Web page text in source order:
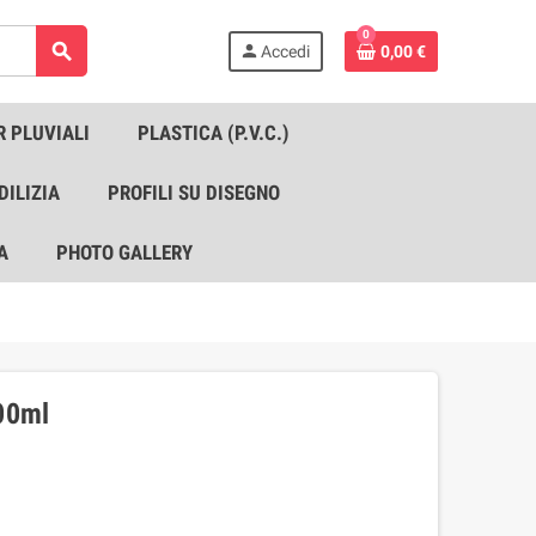
search person Accedi
0
0,00 €
PLUVIALI PLASTICA (P.V.C.)
PROFILI SU DISEGNO
PHOTO GALLERY